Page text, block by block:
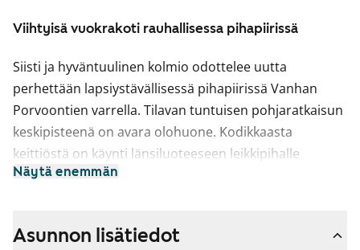
Viihtyisä vuokrakoti rauhallisessa pihapiirissä
Siisti ja hyväntuulinen kolmio odottelee uutta
perhettään lapsiystävällisessä pihapiirissä Vanhan
Porvoontien varrella. Tilavan tuntuisen pohjaratkaisun
keskipisteenä on avara olohuone. Kodikkaasta
keittiöstä on käynti länsiluoteeseen leikkipihalle
avautuvalle lasitetulle parvekkeelle.
laminaattilattiat. Keittiössä on jää-pakastinkaappi,
Näytä enemmän
Asunnon lisätiedot